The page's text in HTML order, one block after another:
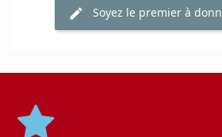
Soyez le premier à